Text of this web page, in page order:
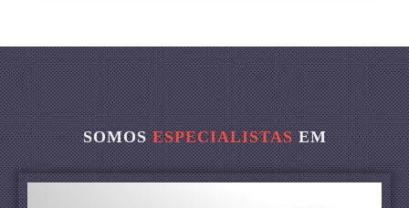
SOMOSESPECIALISTASEM